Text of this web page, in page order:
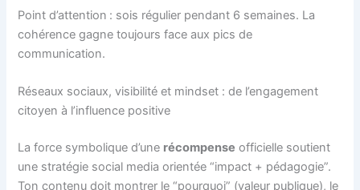
Point d’attention : sois régulier pendant 6 semaines. La
cohérence gagne toujours face aux pics de
communication.
Réseaux sociaux, visibilité et mindset : de l’engagement
citoyen à l’influence positive
La force symbolique d’une récompense officielle soutient
une stratégie social media orientée “impact + pédagogie”.
Ton contenu doit montrer le “pourquoi” (valeur publique), le